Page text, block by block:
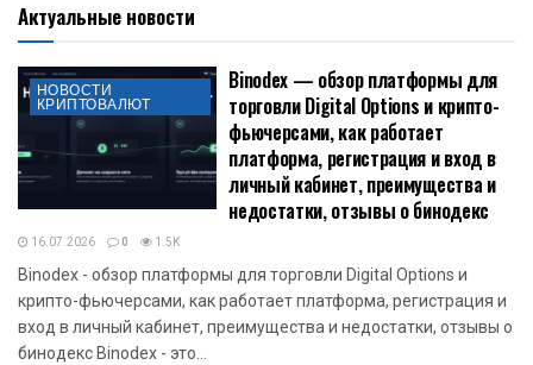
Актуальные новости
НОВОСТИ
КРИПТОВАЛЮТ
Binodex — обзор платформы для
торговли Digital Options и крипто-
фьючерсами, как работает
платформа, регистрация и вход в
личный кабинет, преимущества и
недостатки, отзывы о бинодекс
16.07.2026 0 1.5K
Binodex - обзор платформы для торговли Digital Options и
крипто-фьючерсами, как работает платформа, регистрация и
вход в личный кабинет, преимущества и недостатки, отзывы о
бинодекс Binodex - это...